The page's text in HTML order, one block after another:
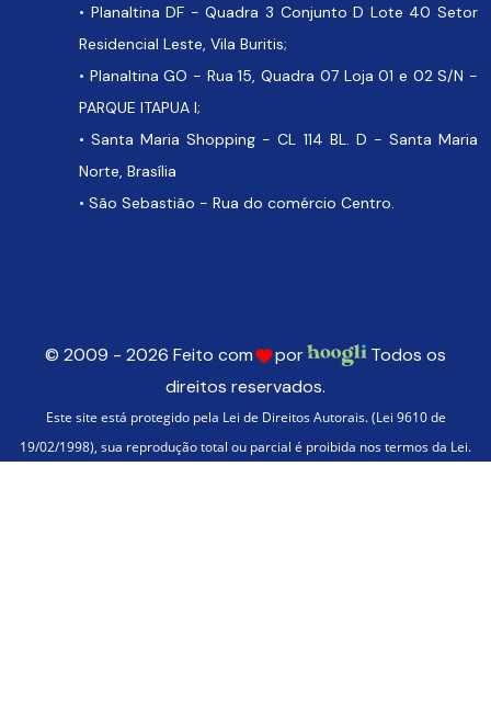
• Planaltina DF - Quadra 3 Conjunto D Lote 40 Setor
Residencial Leste, Vila Buritis;
• Planaltina GO - Rua 15, Quadra 07 Loja 01 e 02 S/N -
PARQUE ITAPUA I;
• Santa Maria Shopping - CL 114 BL. D - Santa Maria
Norte, Brasília
• São Sebastião - Rua do comércio Centro.
© 2009 - 2026 Feito com por
Todos os
direitos reservados.
Este site está protegido pela Lei de Direitos Autorais. (Lei 9610 de
19/02/1998), sua reprodução total ou parcial é proibida nos termos da Lei.